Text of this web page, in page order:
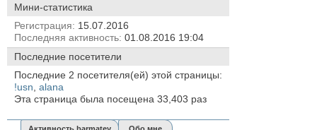
Мини-статистика
Регистрация
15.07.2016
Последняя активность 01.08.2016 19:04
Последние посетители
Последние 2 посетителя(ей) этой страницы:
!usn alana
Эта страница была посещена 33,403 раз